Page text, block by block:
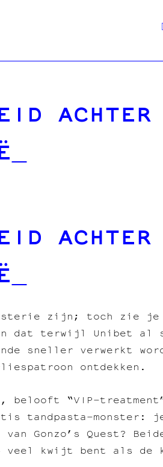
zijn; toch zie je
dat terwijl Unibet al
sneller verwerkt
ontdekken.
belooft
tandpasta‑monster:
Quest?
kwijt bent als de